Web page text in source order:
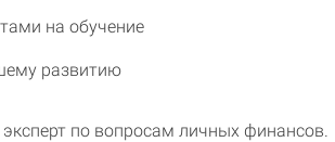
на обучение
развитию
по вопросам личных финансов.